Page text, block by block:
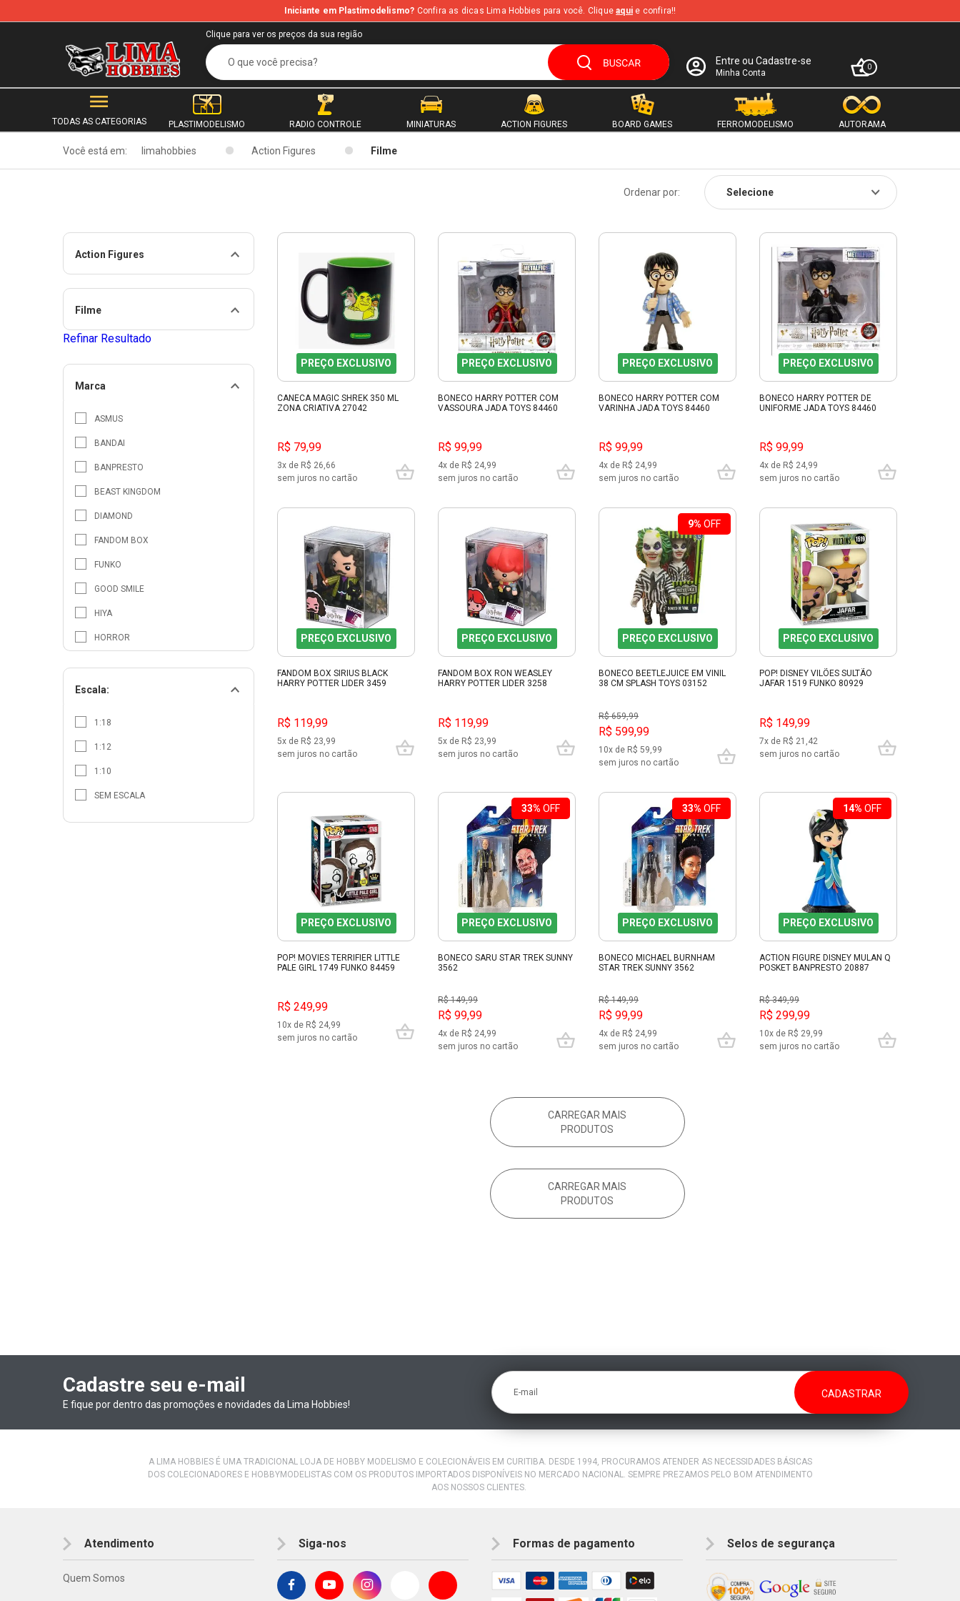
Iniciante em Plastimodelismo? Confira as dicas Lima Hobbies para você. Cliqueaqui e confira!!
Clique para ver os preços da sua região
Entre ou Cadastre-se
Minha Conta
0
TODAS AS CATEGORIAS PLASTIMODELISMO RADIO CONTROLE MINIATURAS ACTION FIGURES BOARD GAMES FERROMODELISMO AUTORAMA
Você está em: limahobbies Action Figures Filme
Action Figures
Filme
Refinar Resultado
Marca
ASMUS
BANDAI
BANPRESTO
BEAST KINGDOM
DIAMOND
FANDOM BOX
FUNKO
GOOD SMILE
HIYA
HORROR
KOTOBUKIYA
Escala:
1:18
1:12
1:10
SEM ESCALA
Ordenar por:
PREÇO EXCLUSIVO
CANECA MAGIC SHREK 350 ML
ZONA CRIATIVA 27042
R$ 79,99
3x de R$ 26,66
sem juros no cartão
PREÇO EXCLUSIVO
BONECO HARRY POTTER COM
VASSOURA JADA TOYS 84460
R$ 99,99
4x de R$ 24,99
sem juros no cartão
PREÇO EXCLUSIVO
BONECO HARRY POTTER COM
VARINHA JADA TOYS 84460
R$ 99,99
4x de R$ 24,99
sem juros no cartão
PREÇO EXCLUSIVO
BONECO HARRY POTTER DE
UNIFORME JADA TOYS 84460
R$ 99,99
4x de R$ 24,99
sem juros no cartão
PREÇO EXCLUSIVO
FANDOM BOX SIRIUS BLACK
HARRY POTTER LIDER 3459
R$ 119,99
5x de R$ 23,99
sem juros no cartão
PREÇO EXCLUSIVO
FANDOM BOX RON WEASLEY
HARRY POTTER LIDER 3258
R$ 119,99
5x de R$ 23,99
sem juros no cartão
9% OFF
PREÇO EXCLUSIVO
BONECO BEETLEJUICE EM VINIL
38 CM SPLASH TOYS 03152
R$ 659,99
R$ 599,99
10x de R$ 59,99
sem juros no cartão
PREÇO EXCLUSIVO
POP! DISNEY VILÕES SULTÃO
JAFAR 1519 FUNKO 80929
R$ 149,99
7x de R$ 21,42
sem juros no cartão
PREÇO EXCLUSIVO
POP! MOVIES TERRIFIER LITTLE
PALE GIRL 1749 FUNKO 84459
R$ 249,99
10x de R$ 24,99
sem juros no cartão
33% OFF
PREÇO EXCLUSIVO
BONECO SARU STAR TREK SUNNY
3562
R$ 149,99
R$ 99,99
4x de R$ 24,99
sem juros no cartão
33% OFF
PREÇO EXCLUSIVO
BONECO MICHAEL BURNHAM
STAR TREK SUNNY 3562
R$ 149,99
R$ 99,99
4x de R$ 24,99
sem juros no cartão
14% OFF
PREÇO EXCLUSIVO
ACTION FIGURE DISNEY MULAN Q
POSKET BANPRESTO 20887
R$ 349,99
R$ 299,99
10x de R$ 29,99
sem juros no cartão
CARREGAR MAIS
PRODUTOS
CARREGAR MAIS
PRODUTOS
Cadastre seu e-mail
E fique por dentro das promoções e novidades da Lima Hobbies!
E-mail
A LIMA HOBBIES É UMA TRADICIONAL LOJA DE HOBBY MODELISMO E COLECIONÁVEIS EM CURITIBA. DESDE 1994, PROCURAMOS ATENDER AS NECESSIDADES BÁSICAS
DOS COLECIONADORES E HOBBYMODELISTAS COM OS PRODUTOS IMPORTADOS DISPONÍVEIS NO MERCADO NACIONAL. SEMPRE PREZAMOS PELO BOM ATENDIMENTO
AOS NOSSOS CLIENTES.
Atendimento
Quem Somos
Siga-nos Formas de pagamento Selos de segurança